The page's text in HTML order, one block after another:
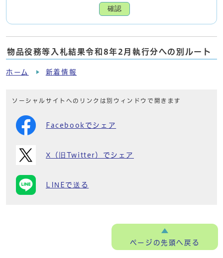
確認
物品役務等入札結果令和8年2月執行分への別ルート
ホーム 新着情報
ソーシャルサイトへのリンクは別ウィンドウで開きます
Facebookでシェア
X（旧Twitter）でシェア
LINEで送る
ページの先頭へ戻る